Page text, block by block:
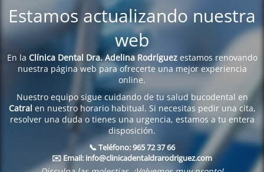
Estamos actualizando nuestra
web
En la Clínica Dental Dra. Adelina Rodríguezestamos renovando
nuestra página web para ofrecerte una mejor experiencia
online.
Nuestro equipo sigue cuidando de tu salud bucodental en
Catral en nuestro horario habitual. Si necesitas pedir una cita,
resolver una duda o tienes una urgencia, estamos a tu entera
disposición.
📞 Teléfono:965 72 37 66
✉️ Email: info@clinicadentaldrarodriguez.com